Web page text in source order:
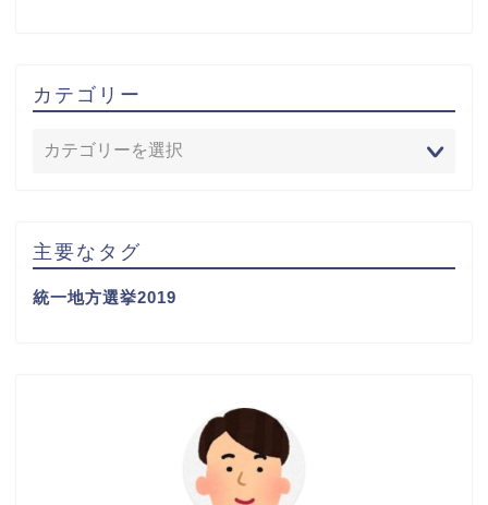
カテゴリー
主要なタグ
統一地方選挙2019